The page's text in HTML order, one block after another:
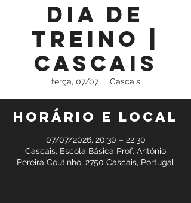
Dia de
Treino |
Cascais
terça, 07/07
  |
Cascais
Horário e local
07/07/2026, 20:30 – 22:30
Cascais, Escola Básica Prof. António
Pereira Coutinho, 2750 Cascais, Portugal